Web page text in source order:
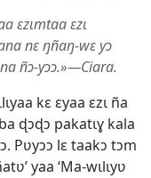
ɛzɩmtaa ɛzɩ
nɛ ŋñaŋ-wɛ yɔ
ñɔ-yɔɔ.»—Ciara.
kɛ ɛyaa ɛzɩ ña
ɖɔɖɔ pakatɩɣ kala
Pʋyɔɔ lɛ taakɔ tɔm
yaa ‘Ma-wɩlɩyʋ